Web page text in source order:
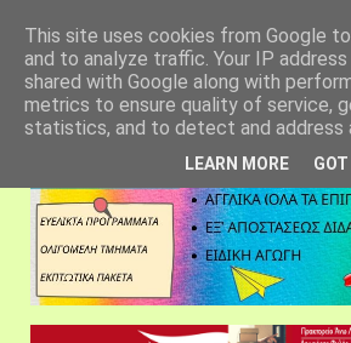
This site uses cookies from Google
and to analyze traffic. Your IP
shared with Google along with
metrics to ensure quality of service,
statistics, and to detect and address
LEARN MORE